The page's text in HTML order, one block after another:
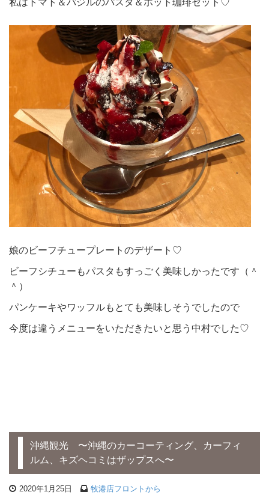
娘のビーフチュープレートのデザート♡
ビーフシチューもパスタもすっごく美味しかったです（＾
＾）
パンケーキやワッフルもとても美味しそうでしたので
今度は違うメニューをいただきたいと思う中村でした♡
沖縄観光 〜沖縄のカーコーティング、カーフィ
ルム、キズヘコミはザップスへ〜
2020年1月25日 牧港店フロントから